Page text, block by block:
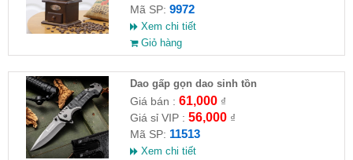
Mã SP: 9972
Xem chi tiết
Giỏ hàng
Dao gấp gọn dao sinh tồn
Giá bán : 61,000₫
Giá sỉ VIP : 56,000₫
Mã SP: 11513
Xem chi tiết